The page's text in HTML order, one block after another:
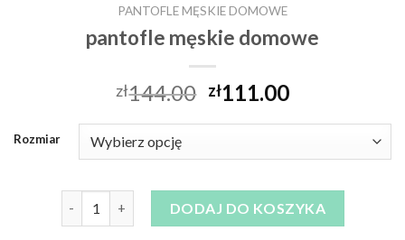
PANTOFLE MĘSKIE DOMOWE
pantofle męskie domowe
zł144.00 zł111.00
Rozmiar
DODAJ DO KOSZYKA